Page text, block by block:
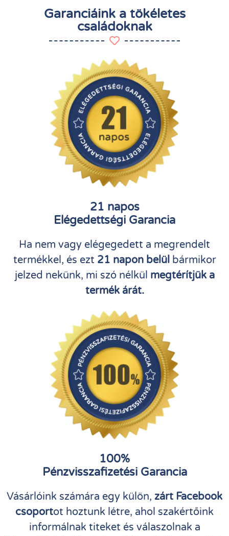
Garanciáink a tökéletes
családoknak
21 napos
Elégedettségi Garancia
Ha nem vagy elégegedett a megrendelt
termékkel, és ezt 21 napon belülbármikor
jelzed nekünk, mi szó nélkül megtérítjük a
termék árát.
100%
Pénzvisszafizetési Garancia
Vásárlóink számára egy külön, zárt Facebook
csoportot hoztunk létre, ahol szakértőink
informálnak titeket és válaszolnak a